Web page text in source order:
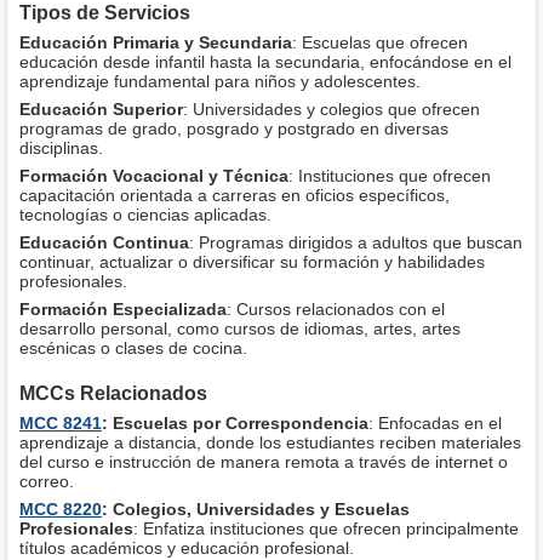
Tipos de Servicios
Educación Primaria y Secundaria: Escuelas que ofrecen
educación desde infantil hasta la secundaria, enfocándose en el
aprendizaje fundamental para niños y adolescentes.
Educación Superior: Universidades y colegios que ofrecen
programas de grado, posgrado y postgrado en diversas
disciplinas.
Formación Vocacional y Técnica: Instituciones que ofrecen
capacitación orientada a carreras en oficios específicos,
tecnologías o ciencias aplicadas.
Educación Continua: Programas dirigidos a adultos que buscan
continuar, actualizar o diversificar su formación y habilidades
profesionales.
Formación Especializada: Cursos relacionados con el
desarrollo personal, como cursos de idiomas, artes, artes
escénicas o clases de cocina.
MCCs Relacionados
MCC 8241: Escuelas por Correspondencia: Enfocadas en el
aprendizaje a distancia, donde los estudiantes reciben materiales
del curso e instrucción de manera remota a través de internet o
correo.
MCC 8220: Colegios, Universidades y Escuelas
Profesionales: Enfatiza instituciones que ofrecen principalmente
títulos académicos y educación profesional.